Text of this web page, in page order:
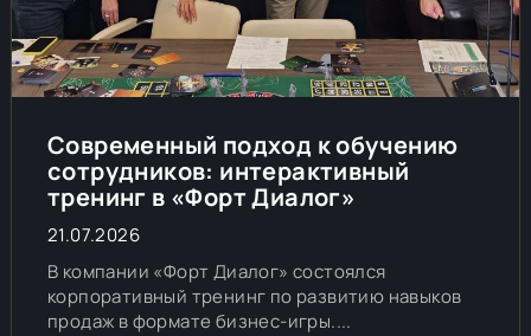
Современный подход к обучению
сотрудников: интерактивный
тренинг в «Форт Диалог»
21.07.2026
В компании «Форт Диалог» состоялся
корпоративный тренинг по развитию навыков
продаж в формате бизнес-игры....